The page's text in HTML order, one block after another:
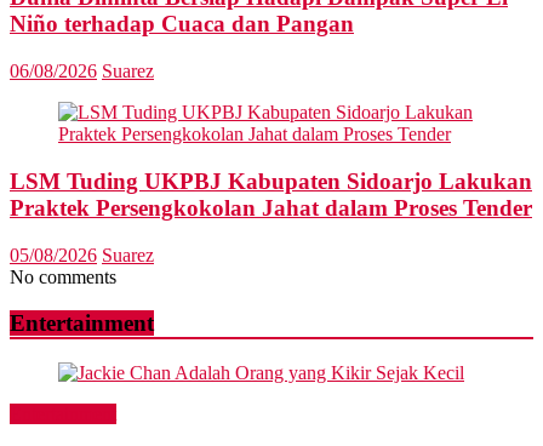
Niño terhadap Cuaca dan Pangan
06/08/2026 Suarez
LSM Tuding UKPBJ Kabupaten Sidoarjo Lakukan
Praktek Persengkokolan Jahat dalam Proses Tender
05/08/2026 Suarez
No comments
Entertainment